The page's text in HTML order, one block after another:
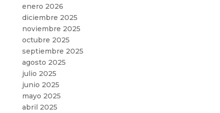
enero 2026
diciembre 2025
noviembre 2025
octubre 2025
septiembre 2025
agosto 2025
julio 2025
junio 2025
mayo 2025
abril 2025